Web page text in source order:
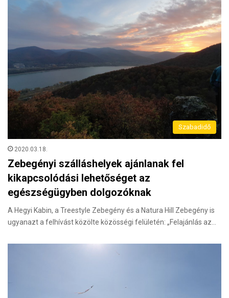
Szabadidő
2020.03.18.
Zebegényi szálláshelyek ajánlanak fel
kikapcsolódási lehetőséget az
egészségügyben dolgozóknak
A Hegyi Kabin, a Treestyle Zebegény és a Natura Hill Zebegény is
ugyanazt a felhívást közölte közösségi felületén: „Felajánlás az…